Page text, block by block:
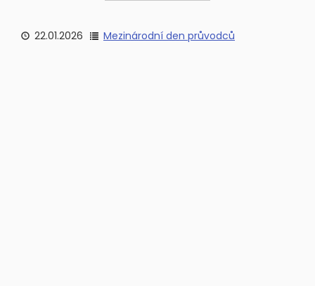
22.01.2026 Mezinárodní den průvodců